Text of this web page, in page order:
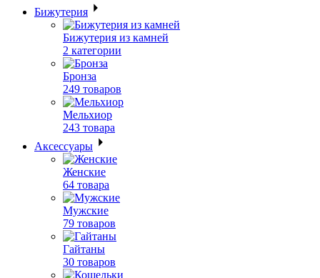
Бижутерия
Бижутерия из камней
2 категории
Бронза
249 товаров
Мельхиор
243 товара
Аксессуары
Женские
64 товара
Мужские
79 товаров
Гайтаны
30 товаров